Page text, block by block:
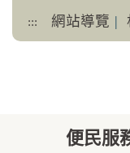
::: 網站導覽 |
便民服